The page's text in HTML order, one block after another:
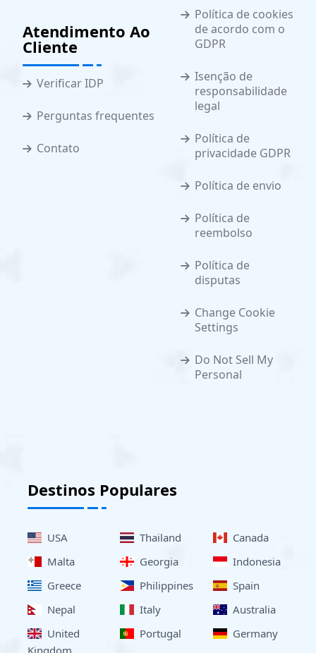
Atendimento Ao
Cliente
Verificar IDP
Perguntas frequentes
Contato
Política de cookies
de acordo com o
GDPR
Isenção de
responsabilidade
legal
Política de
privacidade GDPR
Política de envio
Política de
reembolso
Política de
disputas
Change Cookie
Settings
Do Not Sell My
Personal
Destinos Populares
USA Thailand
Canada
Malta
Georgia
Indonesia
Greece
Philippines
Spain
Nepal
Italy
Australia
United
Kingdom
Portugal Germany